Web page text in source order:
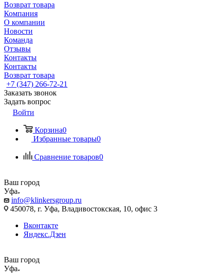
Возврат товара
Компания
О компании
Новости
Команда
Отзывы
Контакты
Контакты
Возврат товара
+7 (347) 266-72-21
Заказать звонок
Задать вопрос
Войти
Корзина0
Избранные товары0
Сравнение товаров0
Ваш город
Уфа
info@klinkersgroup.ru
450078, г. Уфа, Владивостокская, 10, офис 3
Вконтакте
Яндекс.Дзен
Ваш город
Уфа